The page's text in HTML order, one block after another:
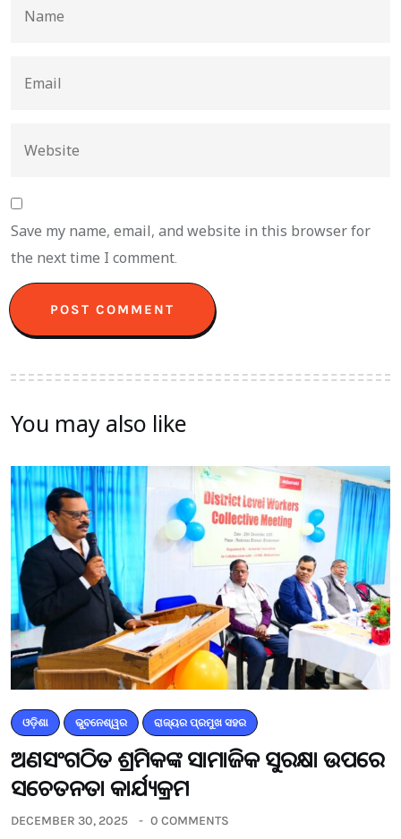
Save my name, email, and website in this browser for
the next time I comment.
You may also like
ଓଡ଼ିଶା ଭୁବନେଶ୍ୱର ରାଜ୍ୟର ପ୍ରମୁଖ ସହର
ଅଣସଂଗଠିତ ଶ୍ରମିକଙ୍କ ସାମାଜିକ ସୁରକ୍ଷା ଉପରେ
ସଚେତନତା କାର୍ଯ୍ୟକ୍ରମ
DECEMBER 30, 2025 0 COMMENTS